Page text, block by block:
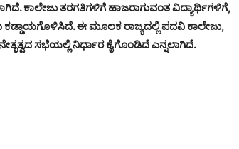
ಕಾಲೇಜು ತರಗತಿಗಳಿಗೆ ಹಾಜರಾಗುವಂತ ವಿದ್ಯಾರ್ಥಿಗಳಿಗೆ,
ಈ ಮೂಲಕ ರಾಜ್ಯದಲ್ಲಿ ಪದವಿ ಕಾಲೇಜು,
ಸಭೆಯಲ್ಲಿ ನಿರ್ಧಾರ ಕೈಗೊಂಡಿದೆ ಎನ್ನಲಾಗಿದೆ.